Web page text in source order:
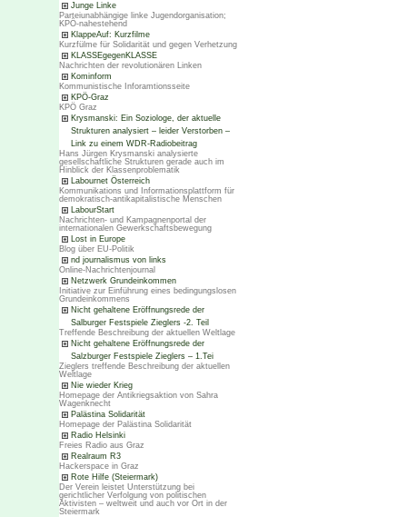
Junge Linke
Parteiunabhängige linke Jugendorganisation;
KPÖ-nahestehend
KlappeAuf: Kurzfilme
Kurzfülme für Solidarität und gegen Verhetzung
KLASSEgegenKLASSE
Nachrichten der revolutionären Linken
Kominform
Kommunistische Inforamtionsseite
KPÖ-Graz
KPÖ Graz
Krysmanski: Ein Soziologe, der aktuelle
Strukturen analysiert – leider Verstorben –
Link zu einem WDR-Radiobeitrag
Hans Jürgen Krysmanski analysierte
gesellschaftliche Strukturen gerade auch im
Hinblick der Klassenproblematik
Labournet Österreich
Kommunikations und Informationsplattform für
demokratisch-antikapitalistische Menschen
LabourStart
Nachrichten- und Kampagnenportal der
internationalen Gewerkschaftsbewegung
Lost in Europe
Blog über EU-Politik
nd journalismus von links
Online-Nachrichtenjournal
Netzwerk Grundeinkommen
Initiative zur Einführung eines bedingungslosen
Grundeinkommens
Nicht gehaltene Eröffnungsrede der
Salburger Festspiele Zieglers -2. Teil
Treffende Beschreibung der aktuellen Weltlage
Nicht gehaltene Eröffnungsrede der
Salzburger Festspiele Zieglers – 1.Tei
Zieglers treffende Beschreibung der aktuellen
Weltlage
Nie wieder Krieg
Homepage der Antikriegsaktion von Sahra
Wagenknecht
Palästina Solidarität
Homepage der Palästina Solidarität
Radio Helsinki
Freies Radio aus Graz
Realraum R3
Hackerspace in Graz
Rote Hilfe (Steiermark)
Der Verein leistet Unterstützung bei
gerichtlicher Verfolgung von politischen
Aktivisten – weltweit und auch vor Ort in der
Steiermark